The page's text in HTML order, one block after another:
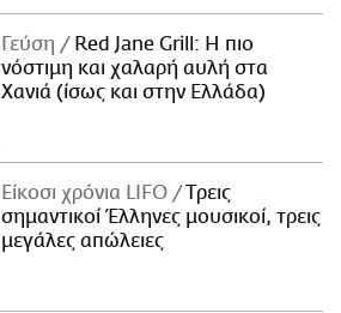
Γεύση
Red Jane Grill: Η πιο
νόστιμη και χαλαρή αυλή στα
Χανιά (ίσως και στην Ελλάδα)
Είκοσι χρόνια LIFO
Tρεις
σημαντικοί Έλληνες μουσικοί, τρεις
μεγάλες απώλειες